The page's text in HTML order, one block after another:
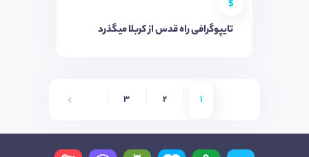
$
تایپوگرافی راه قدس از کربلا میگذرد
1
2
3